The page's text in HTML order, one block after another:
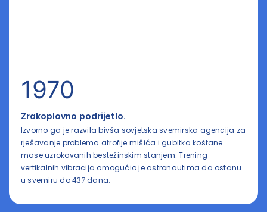
1970
Zrakoplovno podrijetlo.
Izvorno ga je razvila bivša sovjetska svemirska agencija za
rješavanje problema atrofije mišića i gubitka koštane
mase uzrokovanih bestežinskim stanjem. Trening
vertikalnih vibracija omogućio je astronautima da ostanu
u svemiru do 437 dana.